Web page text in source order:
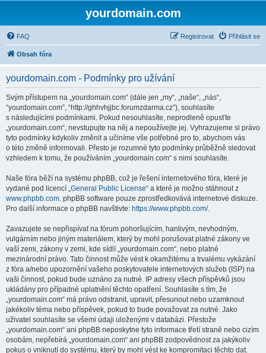
yourdomain.com
FAQ Přihlásit se
Registrovat
Obsah fóra
yourdomain.com - Podmínky pro užívání
Svým přístupem na „yourdomain.com“ (dále jen „my“, „naše“, „nás“,
“yourdomain.com”, “http://ghhvhjjbc.forumzdarma.cz”), souhlasíte
s následujícími podmínkami. Pokud nesouhlasíte, neprodleně opusťte
„yourdomain.com“, nevstupujte na něj a nepoužívejte jej. Vyhrazujeme si právo
tyto podmínky kdykoliv změnit a učiníme vše potřebné pro to, abychom vás
o této změně informovali. Přesto je rozumné tyto podmínky průběžně sledovat
vzhledem k tomu, že používáním „yourdomain.com“ s nimi souhlasíte.
Naše fóra běží na systému phpBB, což je řešení internetového fóra, které je
vydané pod licencí „General Public License“ a které je možno stáhnout z
www.phpbb.com. phpBB software pouze zprostředkovává internetové diskuze.
Pro další informace o phpBB navštivte: https://www.phpbb.com/.
Zavazujete se nepřispívat na fórum pohoršujícím, hanlivým, nevhodným,
vulgárním nebo jiným materiálem, který by mohl porušovat platné zákony ve
vaší zemi, zákony v zemi, kde sídlí „yourdomain.com“, nebo platné
mezinárodní právo. Tato činnost může vést k okamžitému a trvalému vykázání
z fóra a/nebo upozornění vašeho poskytovatele internetových služeb (ISP) na
vaši činnost, pokud bude uznáno za nutné. IP adresy všech příspěvků jsou
ukládány pro případné uplatnění těchto opatření. Souhlasíte s tím, že
„yourdomain.com“ má právo odstranit, upravit, přesunout nebo uzamknout
jakékoliv téma nebo příspěvek, pokud to bude považovat za nutné. Jako
uživatel souhlasíte se všemi údaji uloženými v databázi. Přestože
„yourdomain.com“ ani phpBB neposkytne tyto informace třetí straně nebo cizím
osobám, nepřebírá „yourdomain.com“ ani phpBB zodpovědnost za jakýkoliv
pokus o vniknutí do systému, který by mohl vést ke kompromitaci těchto dat.